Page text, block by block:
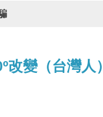
改變（台灣人）